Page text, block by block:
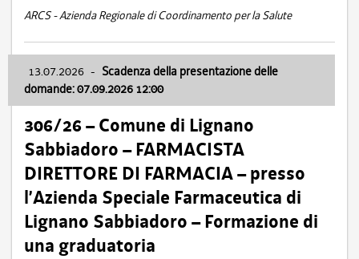
ARCS - Azienda Regionale di Coordinamento per la Salute
13.07.2026 - Scadenza della presentazione delle
domande: 07.09.2026 12:00
306/26 – Comune di Lignano
Sabbiadoro – FARMACISTA
DIRETTORE DI FARMACIA – presso
l’Azienda Speciale Farmaceutica di
Lignano Sabbiadoro – Formazione di
una graduatoria